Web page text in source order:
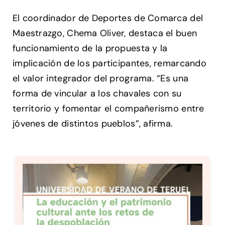
El coordinador de Deportes de Comarca del
Maestrazgo, Chema Oliver, destaca el buen
funcionamiento de la propuesta y la
implicación de los participantes, remarcando
el valor integrador del programa. “Es una
forma de vincular a los chavales con su
territorio y fomentar el compañerismo entre
jóvenes de distintos pueblos”, afirma.